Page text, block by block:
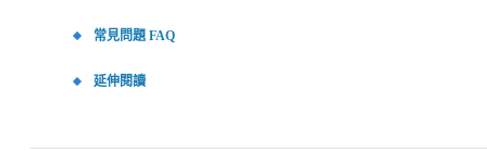
常見問題 FAQ
延伸閱讀